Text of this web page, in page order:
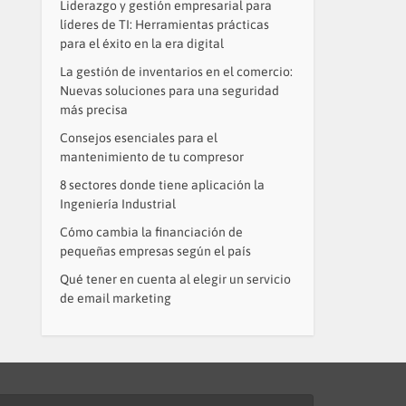
Liderazgo y gestión empresarial para
líderes de TI: Herramientas prácticas
para el éxito en la era digital
La gestión de inventarios en el comercio:
Nuevas soluciones para una seguridad
más precisa
Consejos esenciales para el
mantenimiento de tu compresor
8 sectores donde tiene aplicación la
Ingeniería Industrial
Cómo cambia la financiación de
pequeñas empresas según el país
Qué tener en cuenta al elegir un servicio
de email marketing